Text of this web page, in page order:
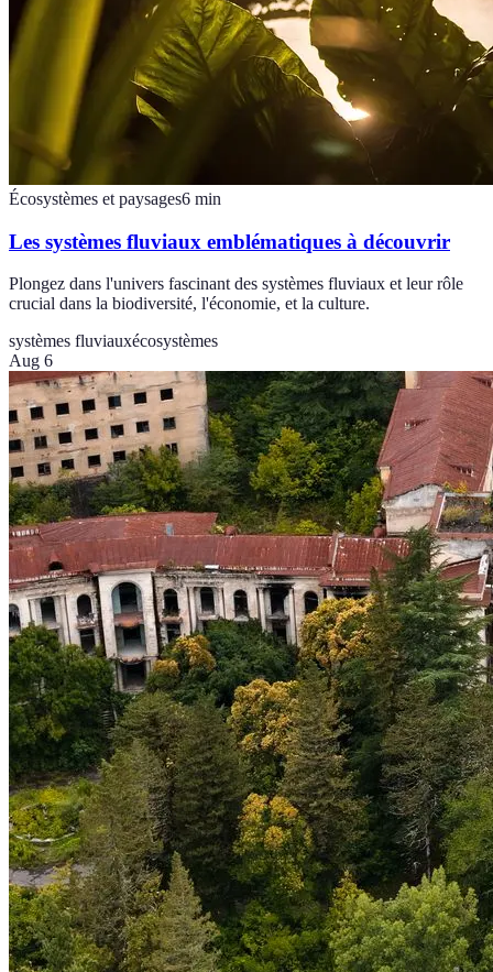
Écosystèmes et paysages6 min
Les systèmes fluviaux emblématiques à découvrir
Plongez dans l'univers fascinant des systèmes fluviaux et leur rôle
crucial dans la biodiversité, l'économie, et la culture.
systèmes fluviauxécosystèmes
Aug 6